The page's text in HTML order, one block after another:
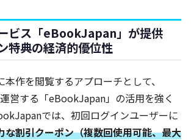
ビス「eBookJapan」が提供
特典の経済的優位性
作を閲覧するアプローチとして、
営する「eBookJapan」の活用を強く
では、初回ログインユーザーに
な割引クーポン（複数回使用可能、最大